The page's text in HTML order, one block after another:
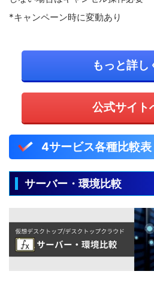
*キャンペーン時に変動あり
もっと詳し
公式サイト
4サービス各種比較表
サーバー・環境比較